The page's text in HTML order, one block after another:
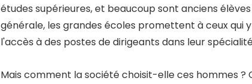
études supérieures, et beaucoup sont anciens
générale, les grandes écoles promettent à ceux qui
l'accès à des postes de dirigeants dans leur
Mais comment la société choisit-elle ces hommes